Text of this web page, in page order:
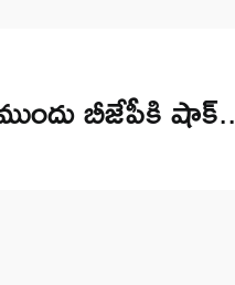
బీజేపీకి షాక్..